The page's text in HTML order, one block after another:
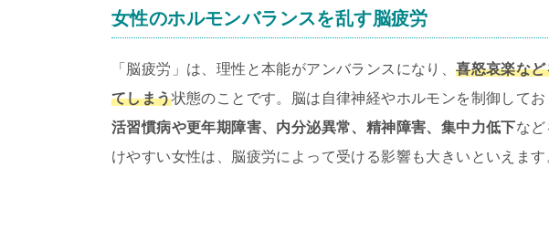
女性のホルモンバランスを乱す脳疲労
「脳疲労」は、理性と本能がアンバランスになり、喜怒哀楽な
てしまう状態のことです。脳は自律神経やホルモンを制御して
活習慣病や更年期障害、内分泌異常、精神障害、集中力低下な
けやすい女性は、脳疲労によって受ける影響も大きいといえます